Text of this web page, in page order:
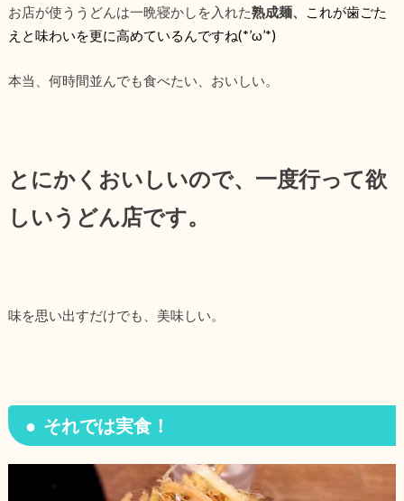
お店が使ううどんは一晩寝かしを入れた熟成麺、
これが歯ごた
えと味わいを更に高めているんですね(*’ω’*)
本当、何時間並んでも食べたい、おいしい。
とにかくおいしいので、一度行って欲
しいうどん店です。
味を思い出すだけでも、美味しい。
それでは実食！